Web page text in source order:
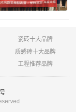
瓷砖十大品牌
质感砖十大品牌
工程推荐品牌